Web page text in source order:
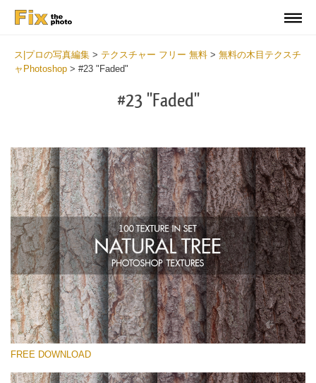
ス|プロの写真編集 > テクスチャー フリー 無料 > 無料の木目テクスチ
ャPhotoshop > #23 "Faded"
#23 "Faded"
選んでください
FREE DOWNLOAD